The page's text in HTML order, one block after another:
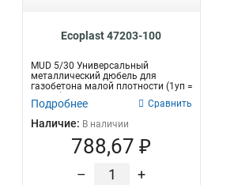
Ecoplast 47203-100
MUD 5/30 Универсальный
металлический дюбель для
газобетона малой плотности (1уп =
100шт) Экопла...
Подробнее Сравнить
Наличие: В наличии
788,67 ₽
– +